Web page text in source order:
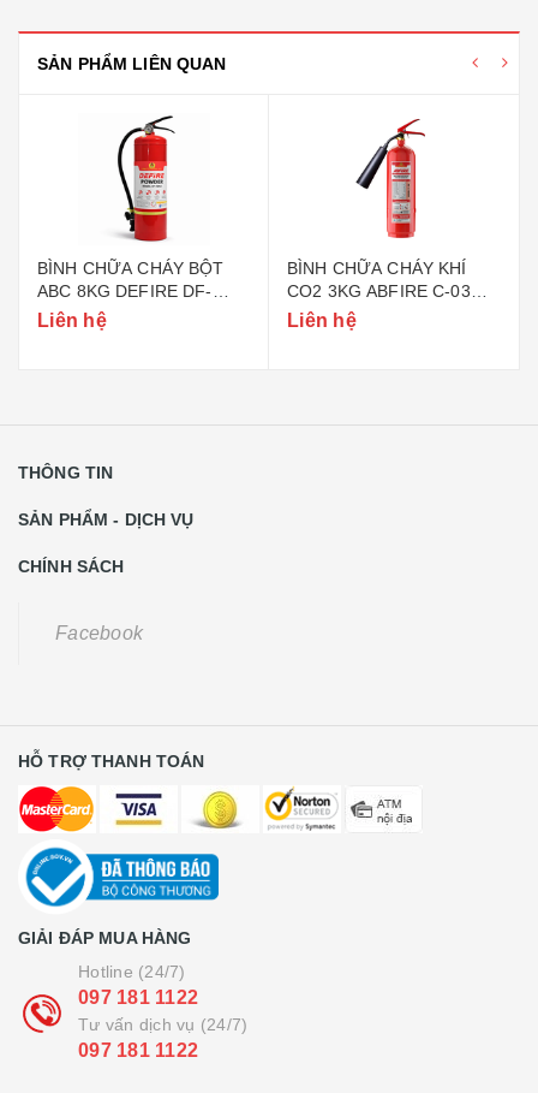
SẢN PHẨM LIÊN QUAN
BÌNH CHỮA CHÁY BỘT
ABC 8KG DEFIRE DF-
ABC8 (BỘ CÔNG AN)
Liên hệ
BÌNH CHỮA CHÁY KHÍ
CO2 3KG ABFIRE C-03
(TEM BỘ CÔNG AN)
Liên hệ
THÔNG TIN
SẢN PHẨM - DỊCH VỤ
CHÍNH SÁCH
Facebook
HỖ TRỢ THANH TOÁN
GIẢI ĐÁP MUA HÀNG
Hotline (24/7)
097 181 1122
Tư vấn dịch vụ (24/7)
097 181 1122